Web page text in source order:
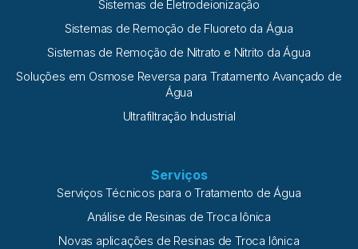
Sistemas de Eletrodeionização
Sistemas de Remoção de Fluoreto da Água
Sistemas de Remoção de Nitrato e Nitrito da Água
Soluções em Osmose Reversa para Tratamento Avançado de
Água
Ultrafiltração Industrial
Serviços
Serviços Técnicos para o Tratamento de Água
Análise de Resinas de Troca Iônica
Novas aplicações de Resinas de Troca Iônica